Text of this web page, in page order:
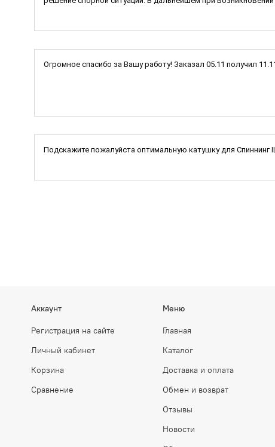
Огромное спасибо за Вашу работу! Заказал 05.11 получил
Подскажите пожалуйста оптимальную катушку для Спиннинг
Аккаунт
Регистрация на сайте
Личный кабинет
Корзина
Сравнение
Меню
Главная
Каталог
Доставка и оплата
Обмен и возврат
Отзывы
Новости